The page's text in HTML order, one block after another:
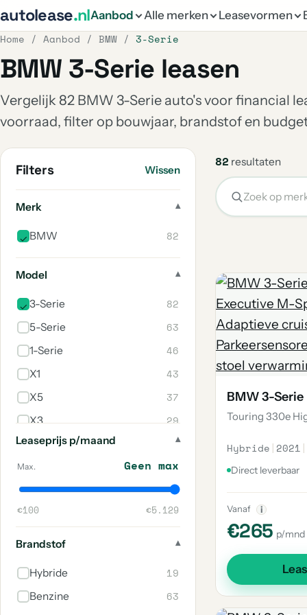
autolease.nlAanbod Alle merken Leasevormen
Home / Aanbod / BMW / 3-Serie
BMW 3-Serie leasen
Vergelijk 82 BMW 3-Serie auto's voor financial
voorraad, filter op bouwjaar, brandstof en
Filters Wissen
Merk
BMW 82
Model
3-Serie 82
5-Serie 63
1-Serie 46
X1 43
X5 37
X3 29
Z4 28
2-Serie 23
2-Serie Active Tourer 16
Z3 11
M3 8
6-Serie
Leaseprijs p/maand
Max. Geen max
€100 €5.129
Brandstof
Hybride 19
Benzine 63
82 resultaten
BMW 3-Serie
Touring 330e
Hybride | 2021 |
Direct leverbaar
Vanaf i
€265 p/mnd